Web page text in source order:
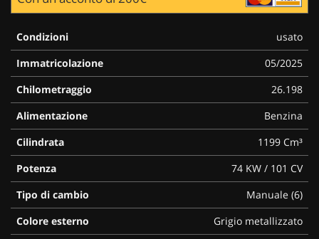
Condizioni
usato
Immatricolazione
05/2025
Chilometraggio
26.198
Alimentazione
Benzina
Cilindrata
1199 Cm³
Potenza
74 KW / 101 CV
Tipo di cambio
Manuale (6)
Colore esterno
Grigio metallizzato